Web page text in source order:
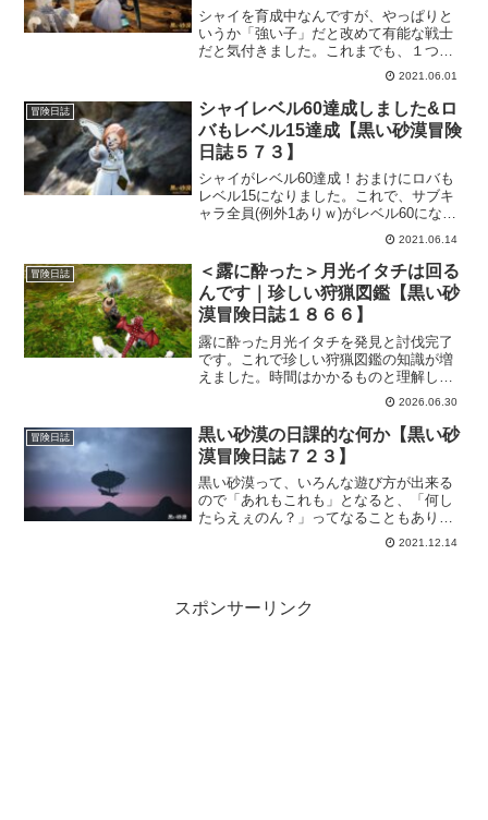
シャイを育成中なんですが、やっぱりと
いうか「強い子」だと改めて有能な戦士
だと気付きました。これまでも、１つの
スキルだけでだいじょぶなんじゃなかろ
うかと思ったりもしてましたけど、今
回、狭間のボスを倒したことで確信に変
わった。シャイってすごいね。
2021.06.01
冒険日誌
シャイレベル60達成しました&ロ
バもレベル15達成【黒い砂漠冒険
日誌５７３】
シャイがレベル60達成！おまけにロバも
レベル15になりました。これで、サブキ
ャラ全員(例外1ありｗ)がレベル60になり
ました。これでメインキャラのヴァルぽ
んでいろいろ遊ぶことができるようにな
ります。でも、シャイにはまだやってほ
しい事があるので試しながら進めて行き
ます。
2021.06.14
冒険日誌
＜露に酔った＞月光イタチは回る
んです｜珍しい狩猟図鑑【黒い砂
漠冒険日誌１８６６】
露に酔った月光イタチを発見と討伐完了
です。これで珍しい狩猟図鑑の知識が増
えました。時間はかかるものと理解して
からは、かなり気楽に探せるようになっ
たので、この調子で次のターゲットも見
つけられたらなと妄想しておりますｗ
2026.06.30
冒険日誌
黒い砂漠の日課的な何か【黒い砂
漠冒険日誌７２３】
黒い砂漠って、いろんな遊び方が出来る
ので「あれもこれも」となると、「何し
たらえぇのん？」ってなることもありま
す。また、やりたい事やしたい事が多す
ぎて何から手を付けていいやら？な状況
しまう。黒い砂漠は、そういうところも
面白さの一つだと思う。
2021.12.14
スポンサーリンク